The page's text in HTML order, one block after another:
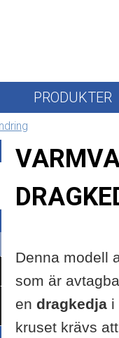
PRODUKTER
Denna modell
som är
en dragkedja i
kruset krävs